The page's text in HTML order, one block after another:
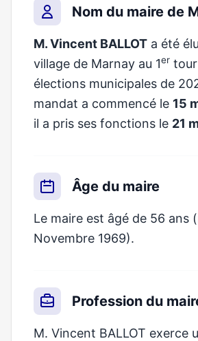
Nom du maire de
M. Vincent BALLOT a été
village de Marnay au 1er
élections municipales de
mandat a commencé le 15
il a pris ses fonctions le 21
Âge du maire
Le maire est âgé de 56 ans
Novembre 1969).
Profession du
M. Vincent BALLOT exerce